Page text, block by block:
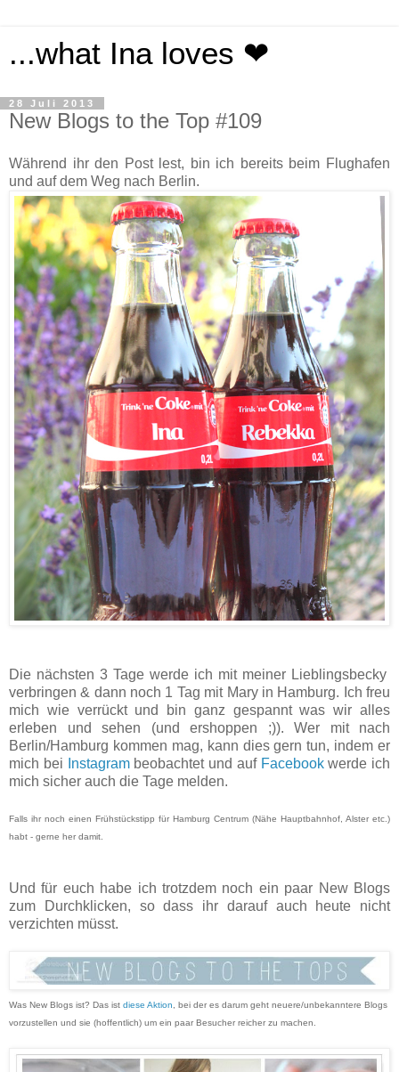
...what Ina loves ❤
28 Juli 2013
New Blogs to the Top #109
Während ihr den Post lest, bin ich bereits beim Flughafen
und auf dem Weg nach Berlin.
Die nächsten 3 Tage werde ich mit meiner Lieblingsbecky
verbringen & dann noch 1 Tag mit Mary in Hamburg. Ich freu
mich wie verrückt und bin ganz gespannt was wir alles
erleben und sehen (und ershoppen ;)). Wer mit nach
Berlin/Hamburg kommen mag, kann dies gern tun, indem er
mich bei
Instagrambeobachtet und auf Facebookwerde ich
mich sicher auch die Tage melden.
Falls ihr noch einen Frühstückstipp für Hamburg Centrum (Nähe Hauptbahnhof, Alster etc.)
habt - gerne her damit.
Und für euch habe ich trotzdem noch ein paar New Blogs
zum Durchklicken, so dass ihr darauf auch heute nicht
verzichten müsst.
Was New Blogs ist? Das ist diese Aktion , bei der es darum geht neuere/unbekanntere Blogs
vorzustellen und sie (hoffentlich) um ein paar Besucher reicher zu machen.